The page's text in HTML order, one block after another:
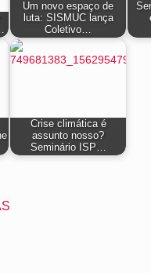
Um novo espaço de
luta: SISMUC lança
Coletivo…
Crise climática é
assunto nosso?
Seminário ISP…